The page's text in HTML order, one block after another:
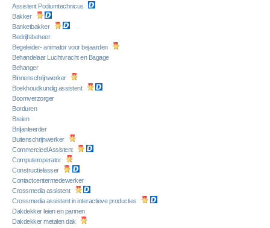
Assistent Podiumtechnicus
Bakker
Banketbakker
Bedrijfsbeheer
Begeleider- animator voor bejaarden
Behandelaar Luchtvracht en Bagage
Behanger
Binnenschrijnwerker
Boekhoudkundig assistent
Boomverzorger
Borduren
Breien
Briljanteerder
Buitenschrijnwerker
Commercieel Assistent
Computeroperator
Constructielasser
Contactcentermedewerker
Crossmedia assistent
Crossmedia assistent in interactieve producties
Dakdekker leien en pannen
Dakdekker metalen dak